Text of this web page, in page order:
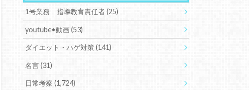
1号業務 指導教育責任者(25)
youtube•動画(53)
ダイエット・ハゲ対策(141)
名言(31)
日常考察(1,724)